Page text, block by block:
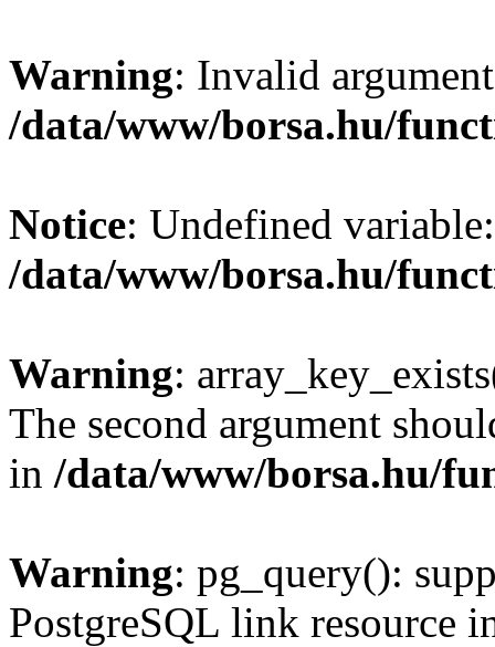
Warning: Invalid
/data/www/borsa.hu/
Notice: Undefined
/data/www/borsa.hu/
Warning:
The second argument
in /data/www/borsa.hu/
Warning: pg_query():
PostgreSQL link resource